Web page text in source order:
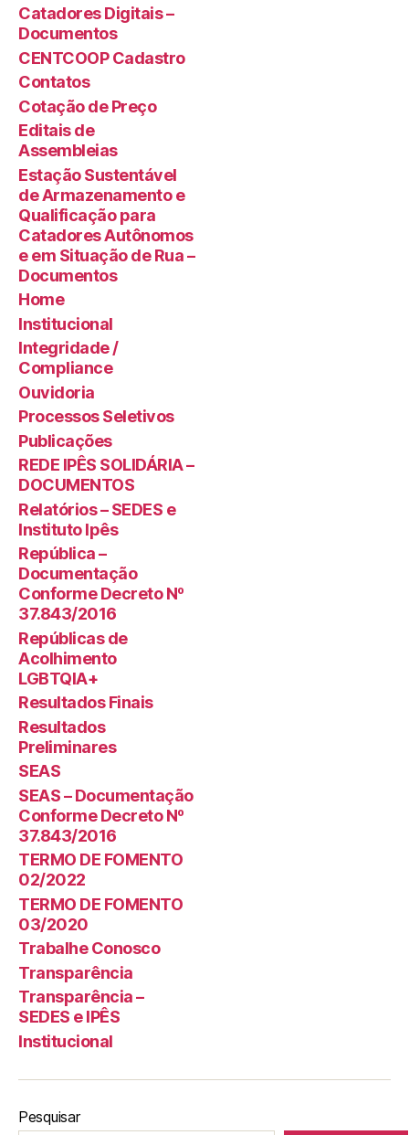
Catadores Digitais –
Documentos
CENTCOOP Cadastro
Contatos
Cotação de Preço
Editais de
Assembleias
Estação Sustentável
de Armazenamento e
Qualificação para
Catadores Autônomos
e em Situação de Rua –
Documentos
Home
Institucional
Integridade /
Compliance
Ouvidoria
Processos Seletivos
Publicações
REDE IPÊS SOLIDÁRIA –
DOCUMENTOS
Relatórios – SEDES e
Instituto Ipês
República –
Documentação
Conforme Decreto Nº
37.843/2016
Repúblicas de
Acolhimento
LGBTQIA+
Resultados Finais
Resultados
Preliminares
SEAS
SEAS – Documentação
Conforme Decreto Nº
37.843/2016
TERMO DE FOMENTO
02/2022
TERMO DE FOMENTO
03/2020
Trabalhe Conosco
Transparência
Transparência –
SEDES e IPÊS
Institucional
Pesquisar